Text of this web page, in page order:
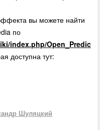
вы можете найти
по
index.php/Open_Predic
доступна тут:
Шуляцкий